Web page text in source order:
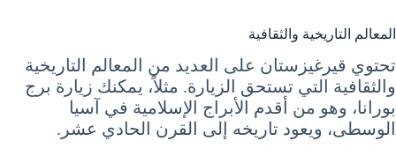
المعالم التاريخية والثقافية
تحتوي قيرغيزستان على العديد من المعالم التاريخية
والثقافية التي تستحق الزيارة. مثلاً، يمكنك زيارة برج
بورانا، وهو من أقدم الأبراج الإسلامية في آسيا
الوسطى، ويعود تاريخه إلى القرن الحادي عشر.